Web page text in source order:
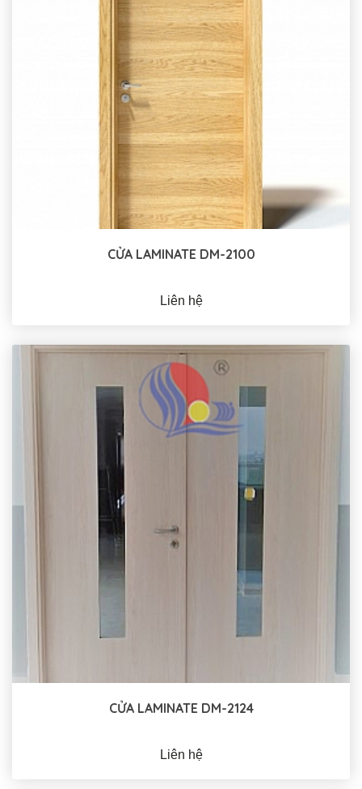
CỬA LAMINATE DM-2100
Liên hệ
CỬA LAMINATE DM-2124
Liên hệ